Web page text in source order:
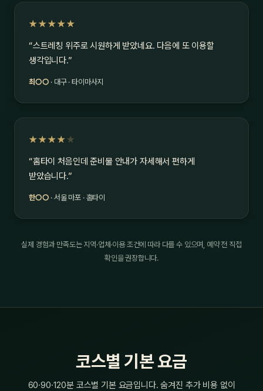
★★★★★
“스트레칭 위주로 시원하게 받았네요. 다음에 또 이용할
생각입니다.”
최○○ · 대구 · 타이마사지
★★★★ ★
“홈타이 처음인데 준비물 안내가 자세해서 편하게
받았습니다.”
한○○ · 서울 마포 · 홈타이
실제 경험과 만족도는 지역·업체·이용 조건에 따라 다를 수 있으며, 예약 전 직접
확인을 권장합니다.
코스별 기본 요금
60·90·120분 코스별 기본 요금입니다. 숨겨진 추가 비용 없이